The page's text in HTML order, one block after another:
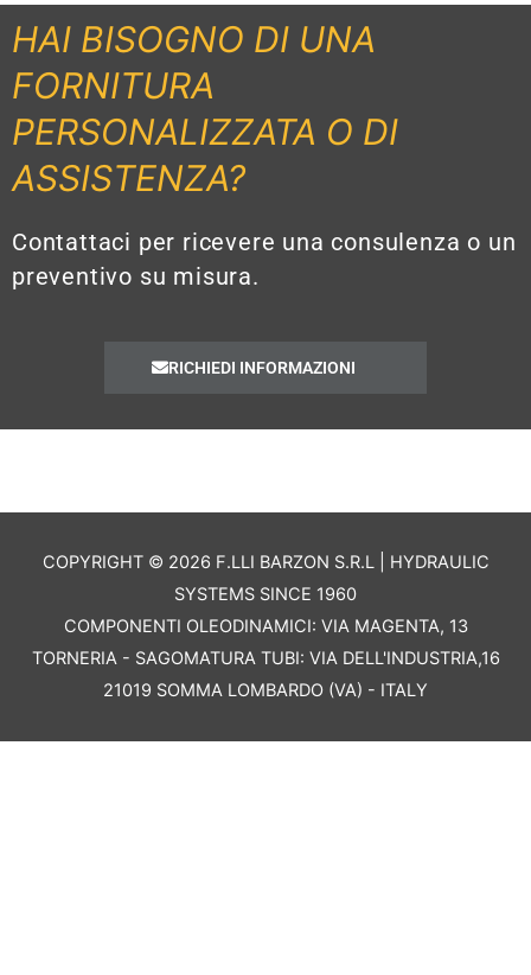
HAI BISOGNO DI UNA
FORNITURA
PERSONALIZZATA O DI
ASSISTENZA?
Contattaci per ricevere una consulenza o un
preventivo su misura.
RICHIEDI INFORMAZIONI
COPYRIGHT © 2026 F.LLI BARZON S.R.L | HYDRAULIC
SYSTEMS SINCE 1960
COMPONENTI OLEODINAMICI: VIA MAGENTA, 13
TORNERIA - SAGOMATURA TUBI: VIA DELL'INDUSTRIA,16
21019 SOMMA LOMBARDO (VA) - ITALY